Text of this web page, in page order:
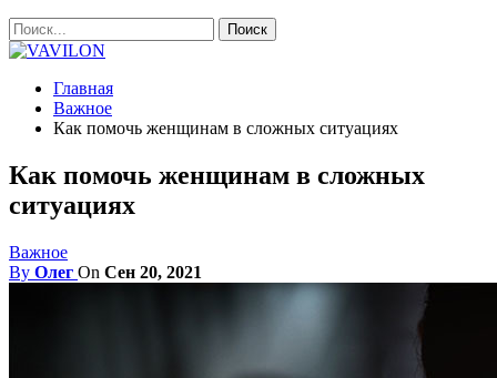
Главная
Важное
Как помочь женщинам в сложных ситуациях
Как помочь женщинам в сложных
ситуациях
Важное
By Олег On Сен 20, 2021